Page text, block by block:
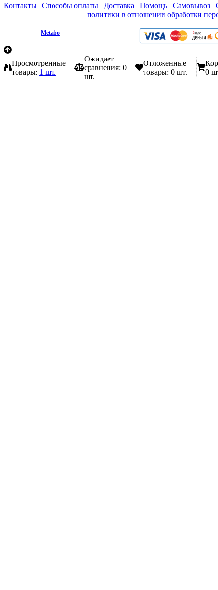
Контакты | Способы оплаты | Доставка | Помощь | Самовывоз |
политики в отношении обработки
Metabo
Просмотренные
товары: 1 шт.
Ожидает
сравнения: 0
шт.
Отложенные
товары: 0 шт.
0